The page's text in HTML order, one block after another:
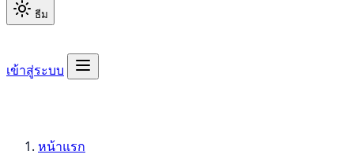
ธีม
เข้าสู่ระบบ
หน้าแรก